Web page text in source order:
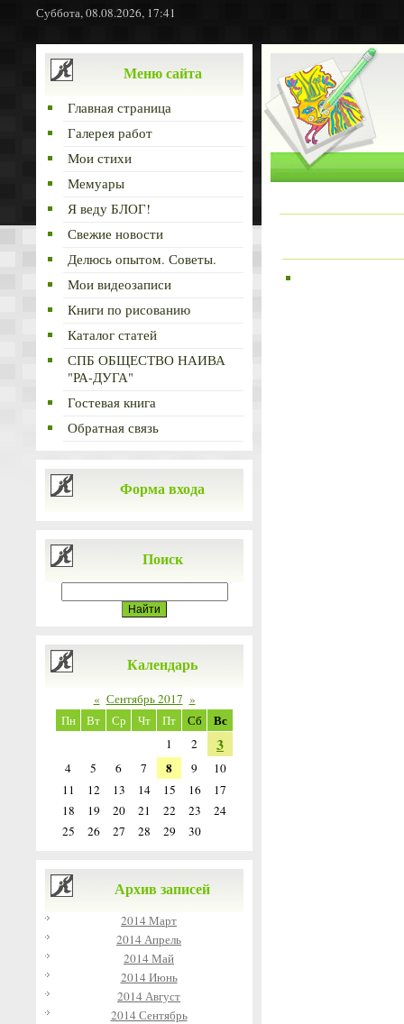
Суббота, 08.08.2026, 17:41
Меню сайта
Главная страница
Галерея работ
Мои стихи
Мемуары
Я веду БЛОГ!
Свежие новости
Делюсь опытом. Советы.
Мои видеозаписи
Книги по рисованию
Каталог статей
СПБ ОБЩЕСТВО НАИВА
"РА-ДУГА"
Гостевая книга
Обратная связь
Форма входа
Поиск
Календарь
« Сентябрь 2017 »
Пн
Вт Ср Чт Пт Сб Вс
1 2 3
4 5 6 7 8 9
10
11
12 13 14 15 16
17
18
19 20 21 22 23
24
25
26 27 28 29 30
Архив записей
2014 Март
2014 Апрель
2014 Май
2014 Июнь
2014 Август
2014 Сентябрь